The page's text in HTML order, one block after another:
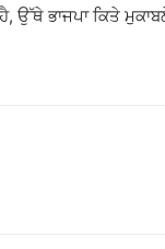
ਉੱਥੇ ਭਾਜਪਾ ਕਿਤੇ